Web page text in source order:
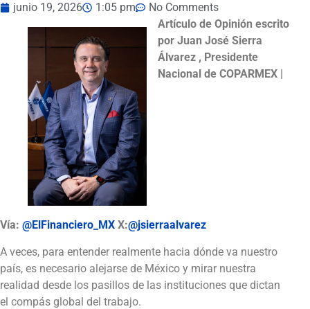
junio 19, 2026 1:05 pm
No Comments
Artículo de Opinión escrito
por Juan José Sierra
Álvarez , Presidente
Nacional de COPARMEX |
Vía: @ElFinanciero_MX X:@jsierraalvarez
A veces, para entender realmente hacia dónde va nuestro
país, es necesario alejarse de México y mirar nuestra
realidad desde los pasillos de las instituciones que dictan
el compás global del trabajo.